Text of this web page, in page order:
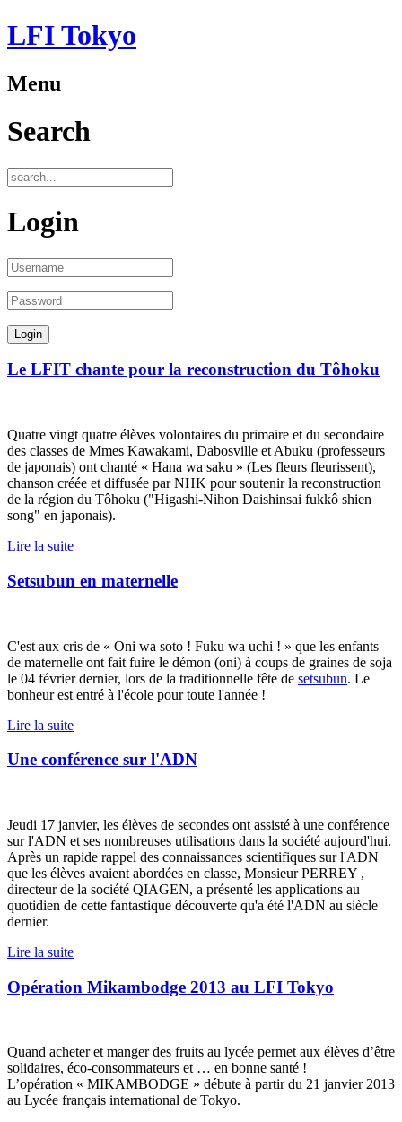
LFI Tokyo
Menu
Search
Login
Le LFIT chante pour la reconstruction du Tôhoku
Quatre vingt quatre élèves volontaires du primaire et du secondaire
des classes de Mmes Kawakami, Dabosville et Abuku (professeurs
de japonais) ont chanté « Hana wa saku » (Les fleurs fleurissent),
chanson créée et diffusée par NHK pour soutenir la reconstruction
de la région du Tôhoku ("Higashi-Nihon Daishinsai fukkô shien
song" en japonais).
Lire la suite
Setsubun en maternelle
C'est aux cris de « Oni wa soto ! Fuku wa uchi ! » que les enfants
de maternelle ont fait fuire le démon (oni) à coups de graines de soja
le 04 février dernier, lors de la traditionnelle fête de setsubun. Le
bonheur est entré à l'école pour toute l'année !
Lire la suite
Une conférence sur l'ADN
Jeudi 17 janvier, les élèves de secondes ont assisté à une conférence
sur l'ADN et ses nombreuses utilisations dans la société aujourd'hui.
Après un rapide rappel des connaissances scientifiques sur l'ADN
que les élèves avaient abordées en classe, Monsieur PERREY ,
directeur de la société QIAGEN, a présenté les applications au
quotidien de cette fantastique découverte qu'a été l'ADN au siècle
dernier.
Lire la suite
Opération Mikambodge 2013 au LFI Tokyo
Quand acheter et manger des fruits au lycée permet aux élèves d’être
solidaires, éco-consommateurs et … en bonne santé !
L’opération « MIKAMBODGE » débute à partir du 21 janvier 2013
au Lycée français international de Tokyo.